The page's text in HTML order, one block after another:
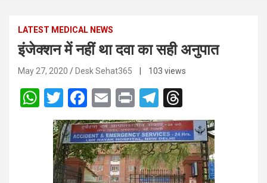
LATEST MEDICAL NEWS
इंजेक्शन में नहीं था दवा का सही अनुपात
May 27, 2020 Desk Sehat365 | 103 views
W
at
T
wi
tt
er
F
a
ce
b
o
E
m
ail
Pr
in
t
T
el
e
gr
a
hr
e
a
d